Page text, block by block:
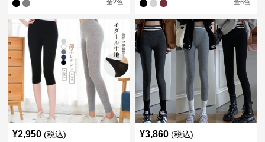
全2色 全6色
¥2,950 (税込) ¥3,860 (税込)